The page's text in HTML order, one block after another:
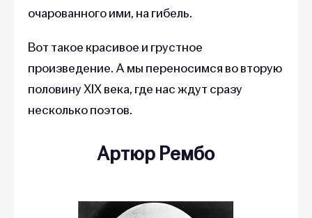
очарованного ими, на гибель.
Вот такое красивое и грустное
произведение. А мы переносимся во вторую
половину XIX века, где нас ждут сразу
несколько поэтов.
Артюр Рембо